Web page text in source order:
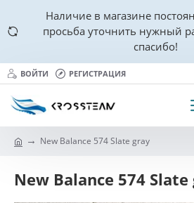
Наличие в магазине
просьба уточнить нужный
спасибо!
ВОЙТИ РЕГИСТРАЦИЯ
New Balance 574 Slate gray
New Balance 574 Slate